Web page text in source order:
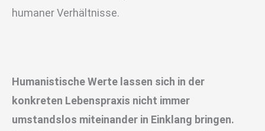
humaner Verhältnisse.
Humanistische Werte lassen sich in der
konkreten Lebenspraxis nicht immer
umstandslos miteinander in Einklang bringen.